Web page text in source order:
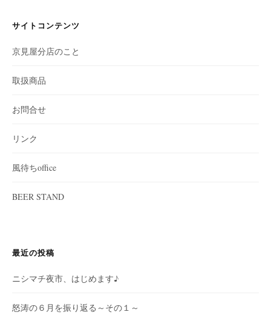
サイトコンテンツ
京見屋分店のこと
取扱商品
お問合せ
リンク
風待ちoffice
BEER STAND
最近の投稿
ニシマチ夜市、はじめます♪
怒涛の６月を振り返る～その１～